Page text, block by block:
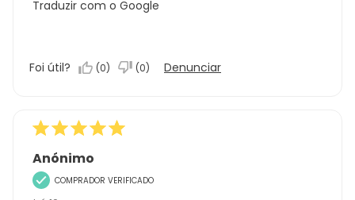
Traduzir com o Google
Foi útil? (0) (0) Denunciar
Anónimo
COMPRADOR VERIFICADO